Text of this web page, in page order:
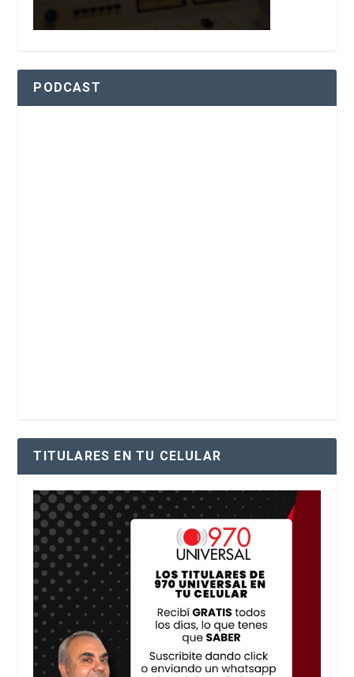
PODCAST
TITULARES EN TU CELULAR